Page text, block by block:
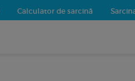
Calculator de sarcină